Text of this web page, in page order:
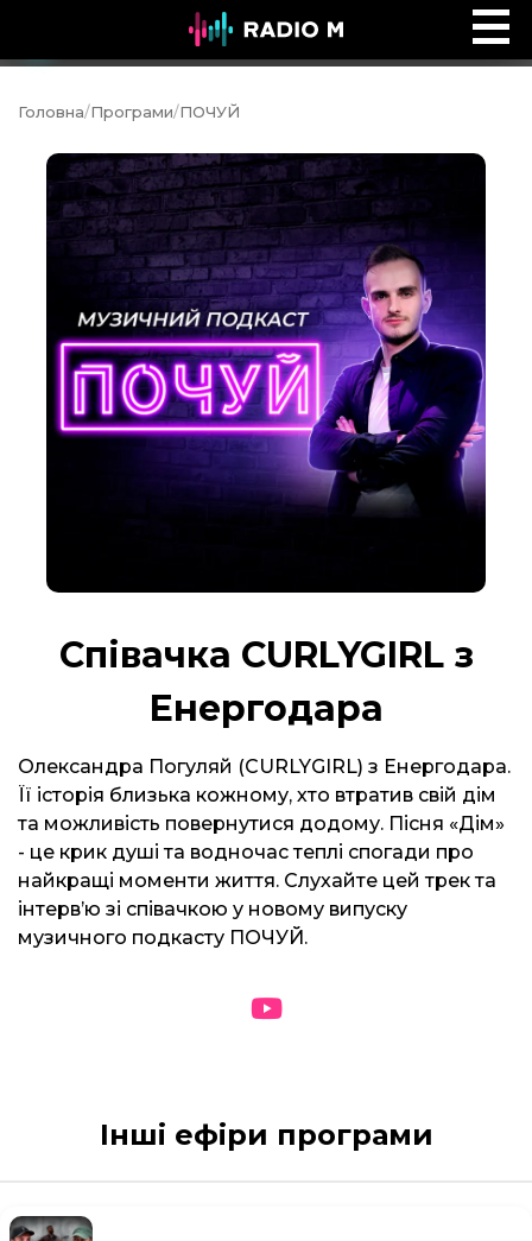
Music Ocean
Головна/Програми/ПОЧУЙ
Співачка CURLYGIRL з
Енергодара
Олександра Погуляй (CURLYGIRL) з Енергодара.
Її історія близька кожному, хто втратив свій дім
та можливість повернутися додому. Пісня «Дім»
- це крик душі та водночас теплі спогади про
найкращі моменти життя. Слухайте цей трек та
інтервʼю зі співачкою у новому випуску
музичного подкасту ПОЧУЙ.
Інші ефіри програми